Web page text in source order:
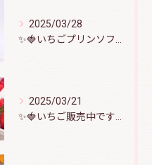
2025/03/28
2025/03/21